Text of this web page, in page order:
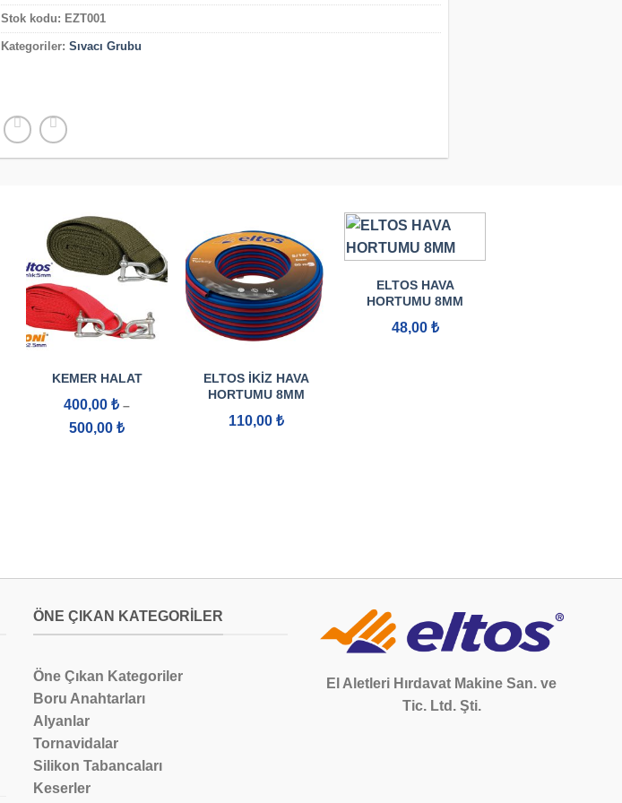
Stok kodu: EZT001
Kategoriler:Sıvacı Grubu
KEMER HALAT
400,00₺ –
500,00₺aralığı:
ELTOS İKIZ HAVA
HORTUMU 8MM
110,00 ₺
ELTOS HAVA
HORTUMU 8MM
48,00 ₺
ÖNE ÇIKAN KATEGORILER
Öne Çıkan Kategoriler
Boru Anahtarları
Alyanlar
Tornavidalar
Silikon Tabancaları
Keserler
El Aletleri Hırdavat Makine San. ve
Tic. Ltd. Şti.